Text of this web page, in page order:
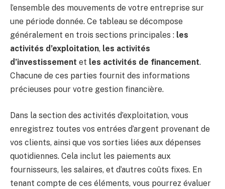
l’ensemble des mouvements de votre entreprise sur
une période donnée. Ce tableau se décompose
généralement en trois sections principales : les
activités d’exploitation, les activités
d’investissement et les activités de financement.
Chacune de ces parties fournit des informations
précieuses pour votre gestion financière.
Dans la section des activités d’exploitation, vous
enregistrez toutes vos entrées d’argent provenant de
vos clients, ainsi que vos sorties liées aux dépenses
quotidiennes. Cela inclut les paiements aux
fournisseurs, les salaires, et d’autres coûts fixes. En
tenant compte de ces éléments, vous pourrez évaluer